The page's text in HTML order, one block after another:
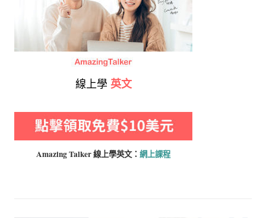
線上學 英文
Amazing Talker 線上學英文： 網上課程